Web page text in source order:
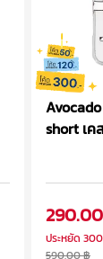
short เค
ประหยัด
590.00 ฿